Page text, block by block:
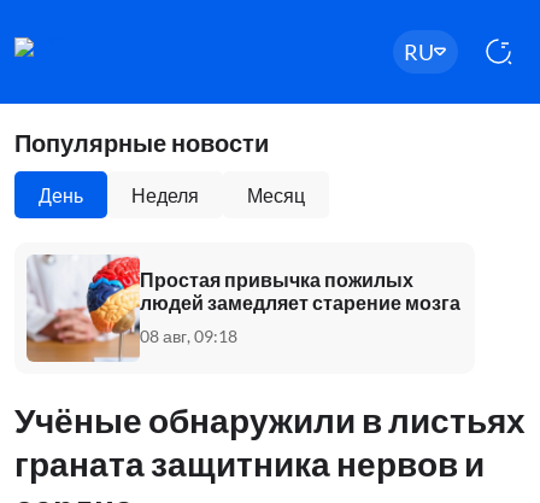
RU
Популярные новости
День Неделя Месяц
Простая привычка пожилых
людей замедляет старение мозга
08 авг, 09:18
Учёные обнаружили в листьях
граната защитника нервов и